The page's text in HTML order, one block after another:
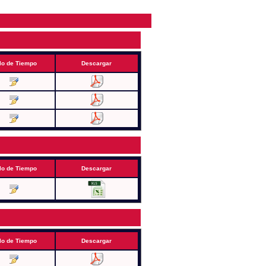
de Tiempo Descargar
de Tiempo Descargar
de Tiempo Descargar